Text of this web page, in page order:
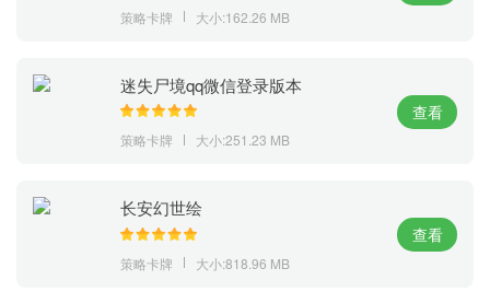
策略卡牌 大小:162.26 MB
迷失尸境qq微信登录版本
策略卡牌 大小:251.23 MB
查看
长安幻世绘
策略卡牌 大小:818.96 MB
查看